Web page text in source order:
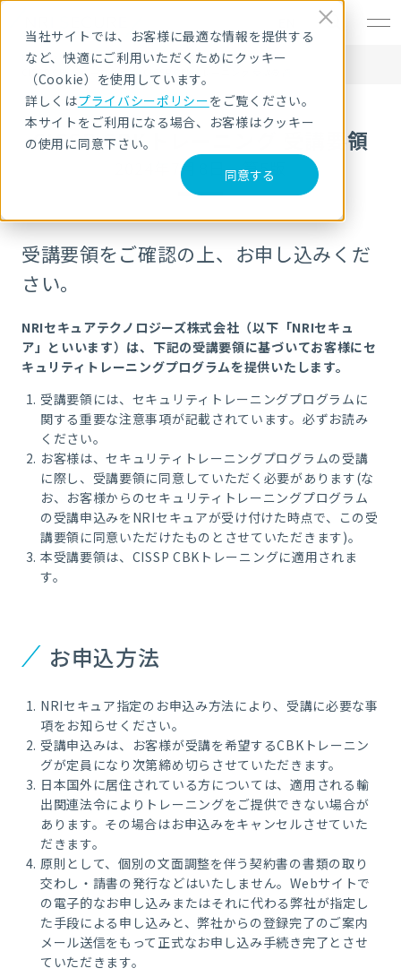
当社サイトでは、お客様に最適な情報を提供する
など、快適にご利用いただくためにクッキー
（Cookie）を使用しています。
詳しくはプライバシーポリシーをご覧ください。
本サイトをご利用になる場合、お客様はクッキー
の使用に同意下さい。
同意する
HOME サービス・製品
セキュリティ教育・研修
CISSP CBKトレーニング
CISSP CBKトレーニング 受講要領
CISSP CBKトレーニング 受講要領
2024年7月8日 第5版
受講要領をご確認の上、お申し込みくだ
さい。
NRIセキュアテクノロジーズ株式会社（以下「NRIセキュ
ア」といいます）は、下記の受講要領に基づいてお客様にセ
キュリティトレーニングプログラムを提供いたします。
受講要領には、セキュリティトレーニングプログラムに
関する重要な注意事項が記載されています。必ずお読み
ください。
お客様は、セキュリティトレーニングプログラムの受講
に際し、受講要領に同意していただく必要があります(な
お、お客様からのセキュリティトレーニングプログラム
の受講申込みをNRIセキュアが受け付けた時点で、この受
講要領に同意いただけたものとさせていただきます)。
本受講要領は、CISSP CBKトレーニングに適用されま
す。
お申込方法
NRIセキュア指定のお申込み方法により、受講に必要な事
項をお知らせください。
受講申込みは、お客様が受講を希望するCBKトレーニン
グが定員になり次第締め切らさせていただきます。
日本国外に居住されている方については、適用される輸
出関連法令によりトレーニングをご提供できない場合が
あります。その場合はお申込みをキャンセルさせていた
だきます。
原則として、個別の文面調整を伴う契約書の書類の取り
交わし・請書の発行などはいたしません。Webサイトで
の電子的なお申し込みまたはそれに代わる弊社が指定し
た手段による申し込みと、弊社からの登録完了のご案内
メール送信をもって正式なお申し込み手続き完了とさせ
ていただきます。